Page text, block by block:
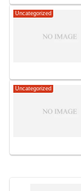
Uncategorized
Uncategorized